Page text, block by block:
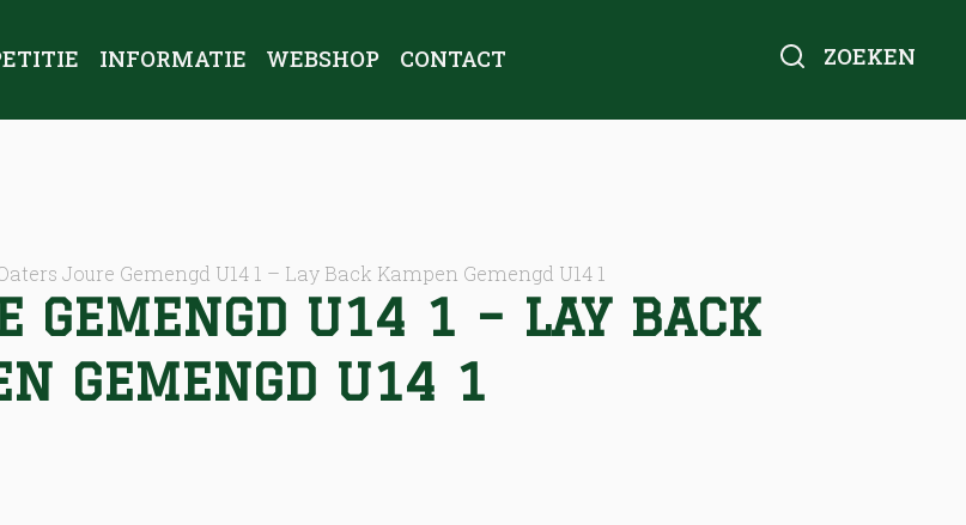
INFORMATIE WEBSHOP CONTACT ZOEKEN
Joure Gemengd U14 1 – Lay Back Kampen Gemengd U14 1
GEMENGD U14 1 – LAY BACK
GEMENGD U14 1